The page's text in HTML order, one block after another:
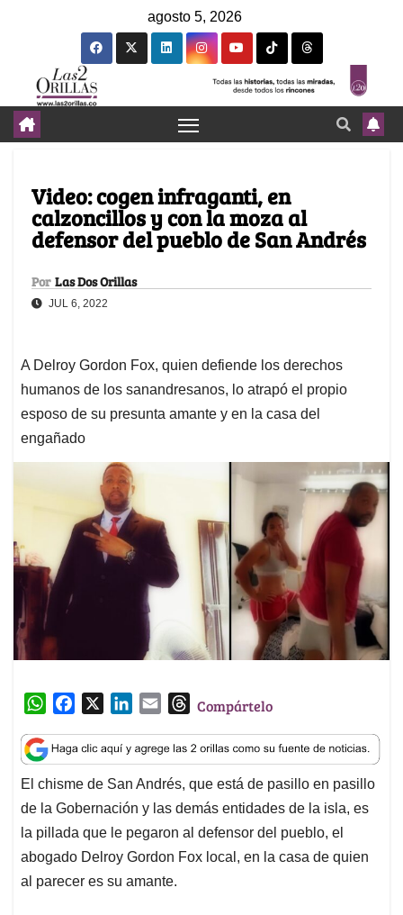
agosto 5, 2026
Video: cogen infraganti, en
calzoncillos y con la moza al
defensor del pueblo de San Andrés
Por Las Dos Orillas
JUL 6, 2022
A Delroy Gordon Fox, quien defiende los derechos
humanos de los sanandresanos, lo atrapó el propio
esposo de su presunta amante y en la casa del
engañado
W
a
t
s
A
p
p
c
e
b
o
o
k
n
k
e
d
I
n
a
i
l
T
r
e
a
d
s
Compártelo
El chisme de San Andrés, que está de pasillo en pasillo
de la Gobernación y las demás entidades de la isla, es
la pillada que le pegaron al defensor del pueblo, el
abogado Delroy Gordon Fox local, en la casa de quien
al parecer es su amante.